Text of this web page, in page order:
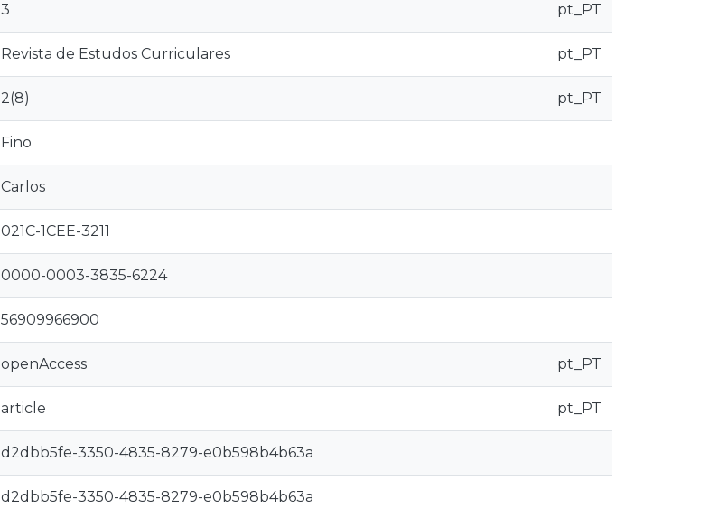
3 pt_PT
Revista de Estudos Curriculares pt_PT
2(8) pt_PT
Fino
Carlos
021C-1CEE-3211
0000-0003-3835-6224
56909966900
openAccess pt_PT
article pt_PT
d2dbb5fe-3350-4835-8279-e0b598b4b63a
d2dbb5fe-3350-4835-8279-e0b598b4b63a